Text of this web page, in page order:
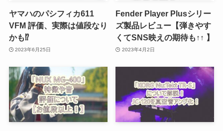
ヤマハのパシフィカ611
VFM 評価、実際は値段なり
かも⁉
2023年6月25日
Fender Player Plusシリー
ズ製品レビュー【弾きやす
くてSNS映えの期待も↑↑ 】
2023年4月2日